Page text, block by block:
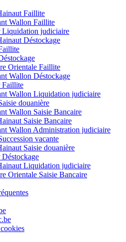
Faillite
Wallon Faillite
Liquidation judiciaire
Déstockage
Orientale Faillite
Wallon Déstockage
Faillite
Wallon Liquidation judiciaire
douanière
Wallon Saisie Bancaire
Saisie Bancaire
Wallon Administration judiciaire
vacante
Saisie douanière
Déstockage
Liquidation judiciaire
Orientale Saisie Bancaire